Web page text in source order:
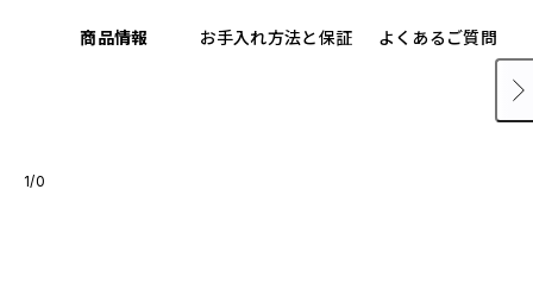
商品情報 お手入れ方法と保証 よくあるご質問
1/0